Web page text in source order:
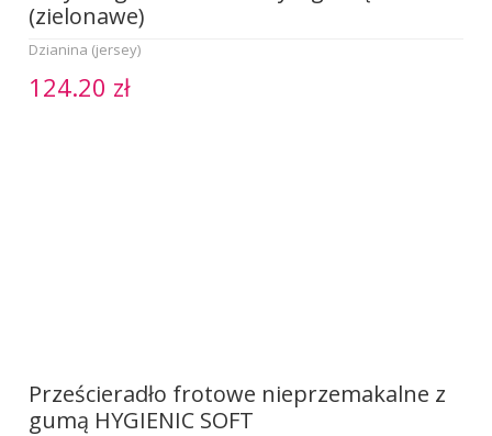
(zielonawe)
Dzianina (jersey)
124.20 zł
Prześcieradło frotowe nieprzemakalne z
gumą HYGIENIC SOFT